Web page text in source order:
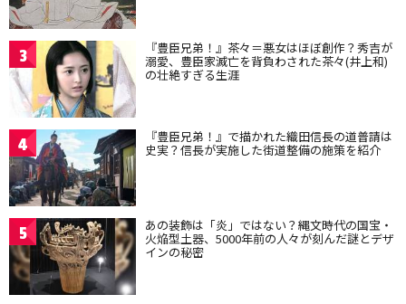
3 『豊臣兄弟！』茶々＝悪女はほぼ創作？秀吉が
溺愛、豊臣家滅亡を背負わされた茶々(井上和)
の壮絶すぎる生涯
4 『豊臣兄弟！』で描かれた織田信長の道普請は
史実？信長が実施した街道整備の施策を紹介
5 あの装飾は「炎」ではない？縄文時代の国宝・
火焔型土器、5000年前の人々が刻んだ謎とデザ
インの秘密